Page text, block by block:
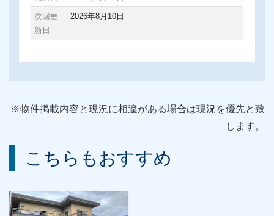
次回更
新日
2026年8月10日
※物件掲載内容と現況に相違がある場合は現況を優先と致
します。
こちらもおすすめ